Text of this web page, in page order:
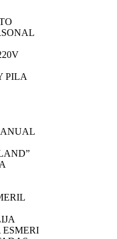
PILA
ESMERI